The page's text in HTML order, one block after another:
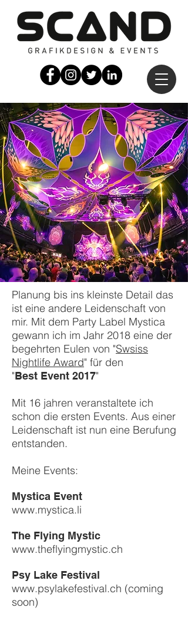
Planung bis ins kleinste Detail das
ist eine andere Leidenschaft von
mir. Mit dem Party Label Mystica
gewann ich im Jahr 2018 eine der
begehrten Eulen von "Swsiss
Nightlife Award" für den
"Best Event 2017"
Mit 16 jahren veranstaltete ich
schon die ersten Events. Aus einer
Leidenschaft ist nun eine Berufung
entstanden.
Meine Events:
Mystica Event
www.mystica.li
The Flying Mystic
www.theflyingmystic.ch
Psy Lake Festival
www.psylakefestival.ch (coming
soon)